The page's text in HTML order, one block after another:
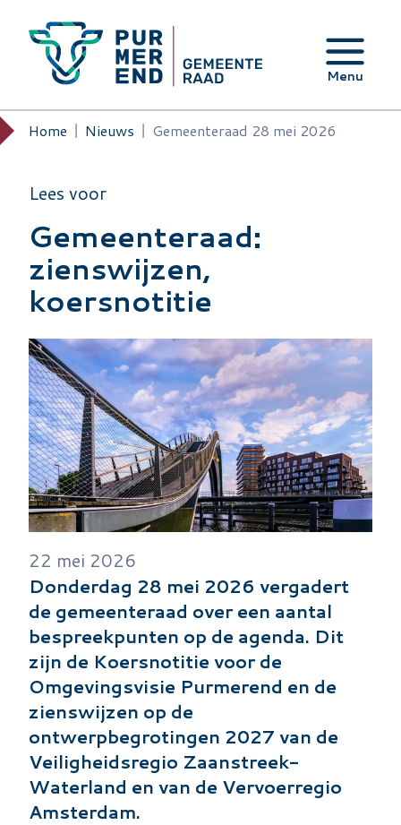
Menu
Kruimelpad
Home Nieuws Gemeenteraad 28 mei 2026
Lees voor
Gemeenteraad:
zienswijzen,
koersnotitie
Image
22 mei 2026
Donderdag 28 mei 2026 vergadert
de gemeenteraad over een aantal
bespreekpunten op de agenda. Dit
zijn de Koersnotitie voor de
Omgevingsvisie Purmerend en de
zienswijzen op de
ontwerpbegrotingen 2027 van de
Veiligheidsregio Zaanstreek-
Waterland en van de Vervoerregio
Amsterdam.